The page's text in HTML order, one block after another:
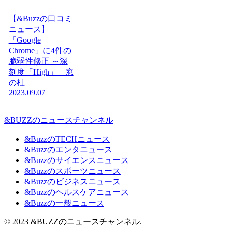
【&Buzzの口コミ
ニュース】
「Google
Chrome」に4件の
脆弱性修正 ～深
刻度「High」 – 窓
の杜
2023.09.07
&BUZZのニュースチャンネル
&BuzzのTECHニュース
&Buzzのエンタニュース
&Buzzのサイエンスニュース
&Buzzのスポーツニュース
&Buzzのビジネスニュース
&Buzzのヘルスケアニュース
&Buzzの一般ニュース
© 2023 &BUZZのニュースチャンネル.